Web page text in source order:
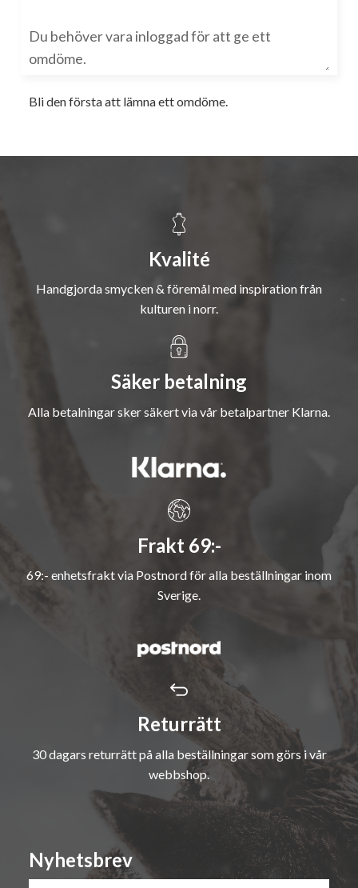
Bli den första att lämna ett omdöme.
Kvalité
Handgjorda smycken & föremål med inspiration från
kulturen i norr.
Säker betalning
Alla betalningar sker säkert via vår betalpartner Klarna.
Frakt 69:-
69:- enhetsfrakt via Postnord för alla beställningar inom
Sverige.
Returrätt
30 dagars returrätt på alla beställningar som görs i vår
webbshop.
Nyhetsbrev